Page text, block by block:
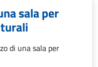
sala per
di una sala per